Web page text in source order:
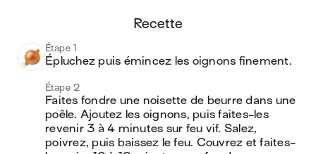
recette
Étape 1
Épluchez puis émincez les oignons finement.
Étape 2
Faites fondre une noisette de beurre dans une
poêle. Ajoutez les oignons, puis faites-les
revenir 3 à 4 minutes sur feu vif. Salez,
poivrez, puis baissez le feu. Couvrez et faites-